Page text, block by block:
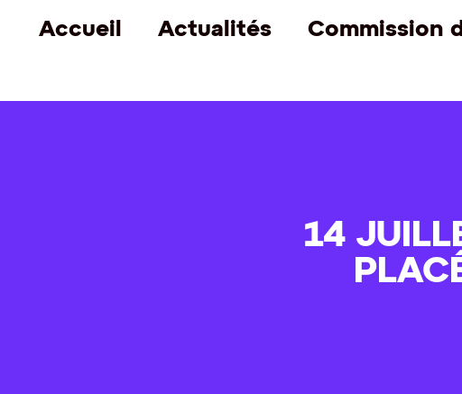
Accueil Actualités Commission
14